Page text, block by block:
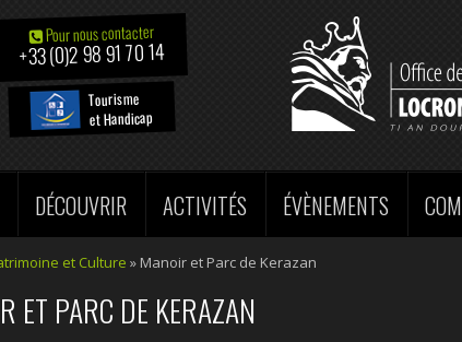
Pour nous contacter
+33 (0)2 98 91 70 14
Tourisme
et Handicap
DÉCOUVRIR ACTIVITÉS ÉVÈNEMENTS
et Culture » Manoir et Parc de Kerazan
ET PARC DE KERAZAN